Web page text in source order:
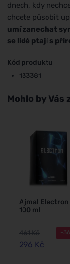
dnech, kdy
chcete působit
umí zanechat
se lidé ptají s
Kód produktu
133381
Mohlo by Vás
Ajmal Electron
100 ml
461 Kč
296 Kč
-